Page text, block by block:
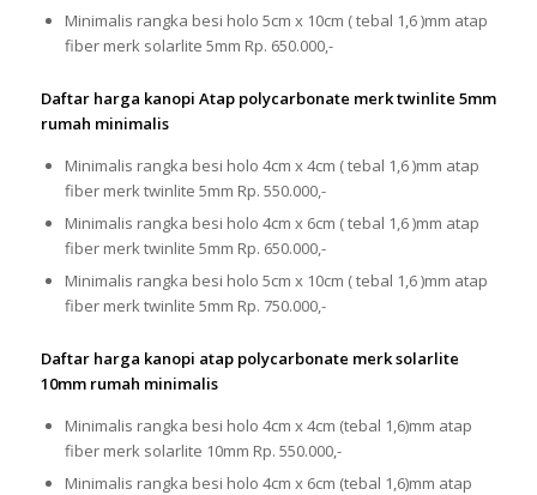
Minimalis rangka besi holo 5cm x 10cm ( tebal 1,6 )mm atap
fiber merk solarlite 5mm Rp. 650.000,-
Daftar harga kanopi Atap polycarbonate merk twinlite 5mm
rumah minimalis
Minimalis rangka besi holo 4cm x 4cm ( tebal 1,6 )mm atap
fiber merk twinlite 5mm Rp. 550.000,-
Minimalis rangka besi holo 4cm x 6cm ( tebal 1,6 )mm atap
fiber merk twinlite 5mm Rp. 650.000,-
Minimalis rangka besi holo 5cm x 10cm ( tebal 1,6 )mm atap
fiber merk twinlite 5mm Rp. 750.000,-
Daftar harga kanopi atap polycarbonate merk solarlite
10mm rumah minimalis
Minimalis rangka besi holo 4cm x 4cm (tebal 1,6)mm atap
fiber merk solarlite 10mm Rp. 550.000,-
Minimalis rangka besi holo 4cm x 6cm (tebal 1,6)mm atap